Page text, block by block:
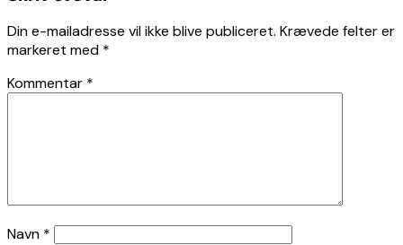
Din e-mailadresse vil ikke blive publiceret. Krævede felter er
markeret med *
Kommentar *
Navn *